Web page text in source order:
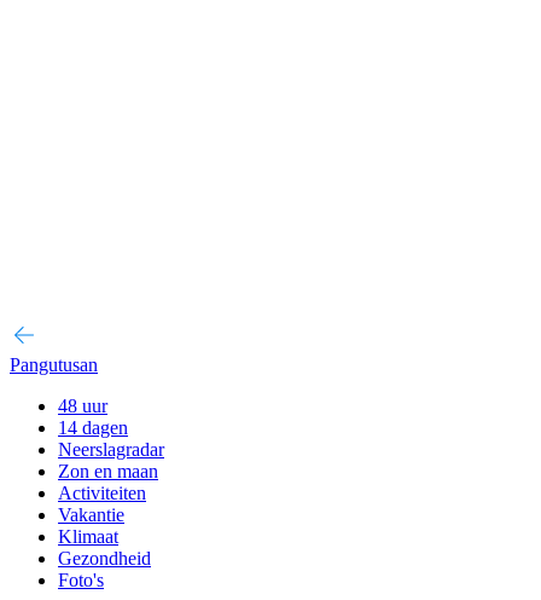
Pangutusan
48 uur
14 dagen
Neerslagradar
Zon en maan
Activiteiten
Vakantie
Klimaat
Gezondheid
Foto's